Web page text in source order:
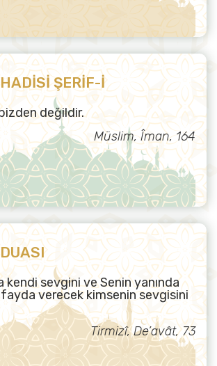
ŞERİF-İ
değildir.
Müslim, Îman, 164
kendi sevgini ve Senin yanında
verecek kimsenin sevgisini
Tirmizî, De’avât, 73